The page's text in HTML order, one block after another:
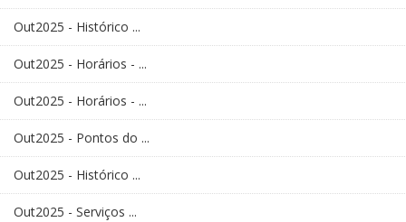
Out2025 - Histórico ...
Out2025 - Horários - ...
Out2025 - Horários - ...
Out2025 - Pontos do ...
Out2025 - Histórico ...
Out2025 - Serviços ...